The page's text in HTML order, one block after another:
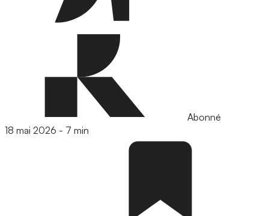
Abonné
18 mai 2026 - 7 min